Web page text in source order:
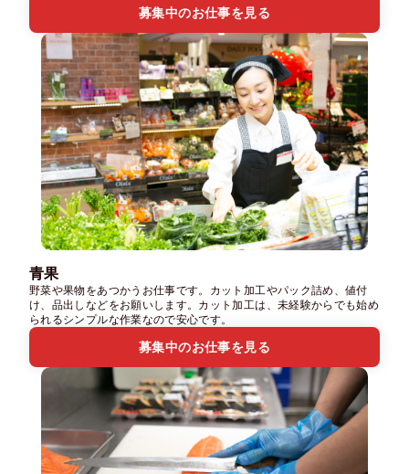
募集中のお仕事を見る
青果
野菜や果物をあつかうお仕事です。カット加工やパック詰め、値付
け、品出しなどをお願いします。カット加工は、未経験からでも始め
られるシンプルな作業なので安心です。
募集中のお仕事を見る